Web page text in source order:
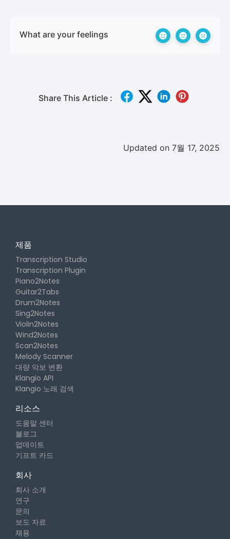
What are your feelings
Share This Article :
Updated on 7월 17, 2025
제품
Transcription Studio
Transcription Plugin
Piano2Notes
Guitar2Tabs
Drum2Notes
Sing2Notes
Violin2Notes
Wind2Notes
Scan2Notes
Melody Scanner
대량 악보 변환
Klangio API
Klangio 노래 검색
리소스
도움말 센터
블로그
업데이트
기프트 카드
회사
회사 소개
연구
문의
보도 자료
채용